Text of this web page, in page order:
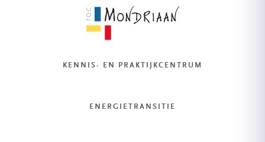
KENNIS- EN PRAKTIJKCENTRUM
ENERGIETRANSITIE